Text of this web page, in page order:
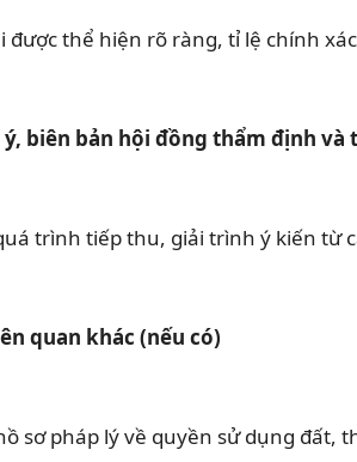
được thể hiện rõ ràng, tỉ lệ chính
ý, biên bản hội đồng thẩm định
trình tiếp thu, giải trình ý kiến từ
quan khác (nếu có)
sơ pháp lý về quyền sử dụng